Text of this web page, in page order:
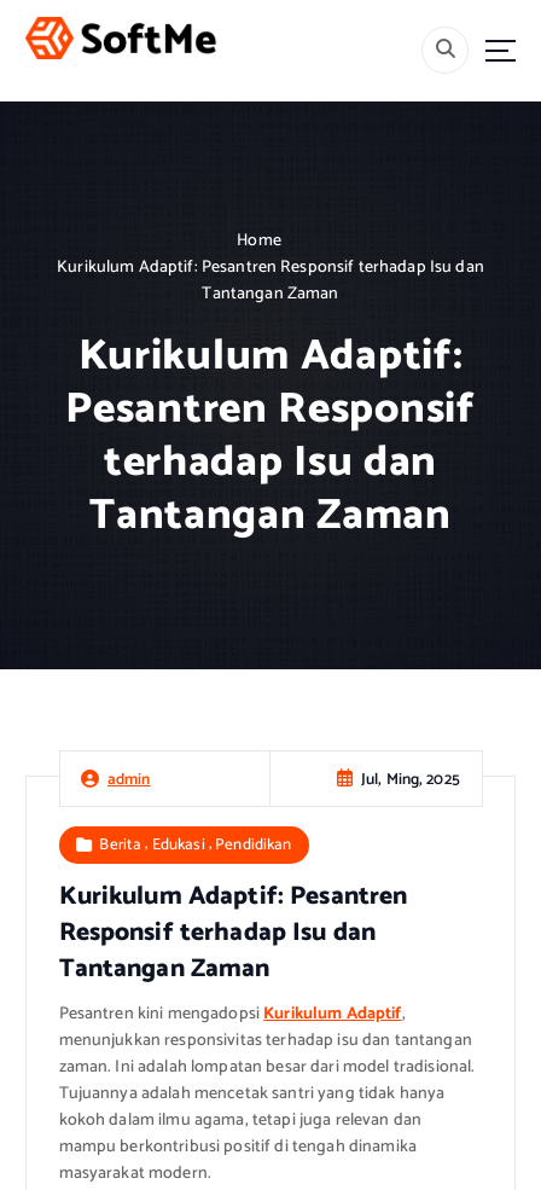
Home
Kurikulum Adaptif: Pesantren Responsif terhadap Isu dan
Tantangan Zaman
Kurikulum Adaptif:
Pesantren Responsif
terhadap Isu dan
Tantangan Zaman
admin Jul, Ming, 2025
Berita, Edukasi,Pendidikan
Kurikulum Adaptif: Pesantren
Responsif terhadap Isu dan
Tantangan Zaman
Pesantren kini mengadopsiKurikulum Adaptif,
menunjukkan responsivitas terhadap isu dan tantangan
zaman. Ini adalah lompatan besar dari model tradisional.
Tujuannya adalah mencetak santri yang tidak hanya
kokoh dalam ilmu agama, tetapi juga relevan dan
mampu berkontribusi positif di tengah dinamika
masyarakat modern.